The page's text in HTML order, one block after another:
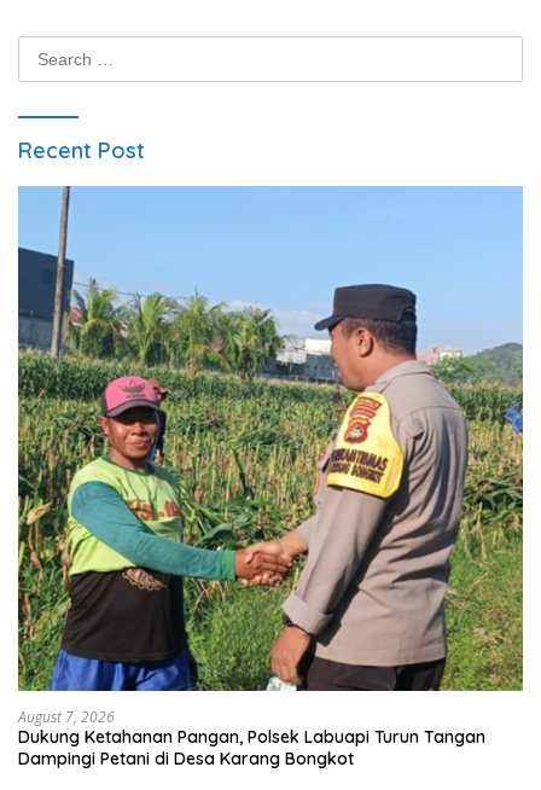
Search
for:
Recent Post
August 7, 2026
Dukung Ketahanan Pangan, Polsek Labuapi Turun Tangan
Dampingi Petani di Desa Karang Bongkot